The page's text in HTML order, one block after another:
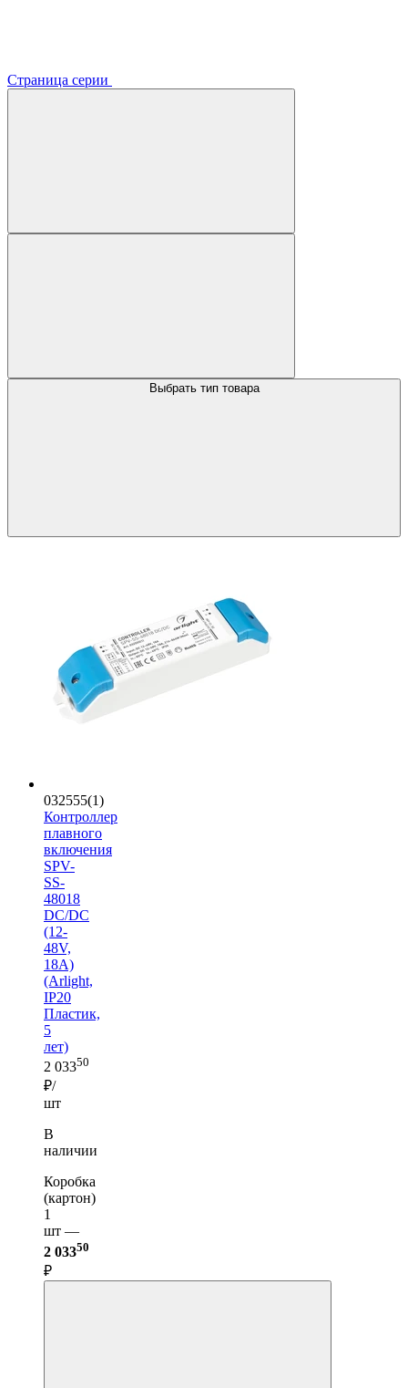
Страница серии
Выбрать тип товара
032555(1)
Контроллер
плавного
включения
SPV-
SS-
48018
DC/DC
(12-
48V,
18A)
(Arlight,
IP20
Пластик,
5
лет)
2 03350
₽/
шт
В
наличии
Коробка
(картон)
1
шт —
2 03350
₽